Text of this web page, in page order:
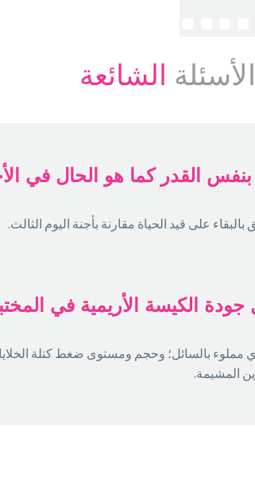
الأسئلة الشائعة
القدر كما هو الحال في
على قيد الحياة مقارنة بأجنة اليوم الثالث.
الكيسة الأريمية في
مملوء بالسائل؛ وحجم ومستوى ضغط كتلة
المشيمة.